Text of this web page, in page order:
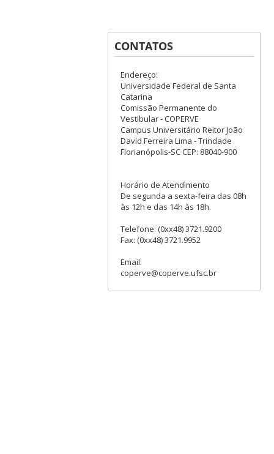
CONTATOS
Endereço:
Universidade Federal de Santa
Catarina
Comissão Permanente do
Vestibular - COPERVE
Campus Universitário Reitor João
David Ferreira Lima - Trindade
Florianópolis-SC CEP: 88040-900
Horário de Atendimento
De segunda a sexta-feira das 08h
às 12h e das 14h às 18h.
Telefone: (0xx48) 3721.9200
Fax: (0xx48) 3721.9952
Email:
coperve@coperve.ufsc.br